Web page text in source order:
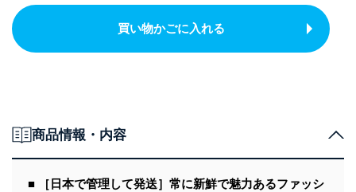
買い物かごに入れる
商品情報・内容
■ ［日本で管理して発送］常に新鮮で魅力あるファッシ